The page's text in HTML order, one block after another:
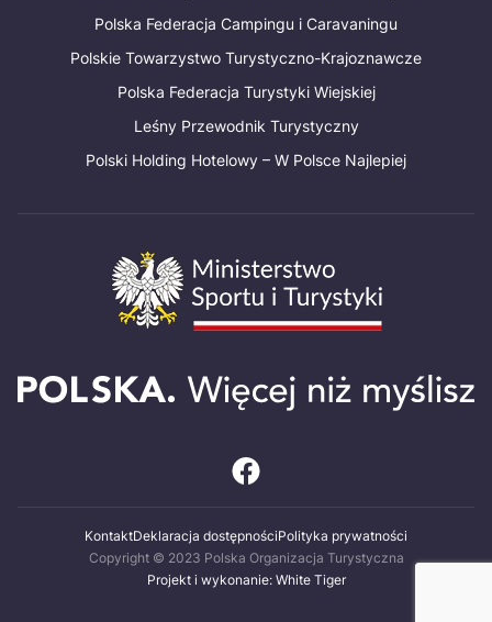
Polska Federacja Campingu i Caravaningu
Polskie Towarzystwo Turystyczno-Krajoznawcze
Polska Federacja Turystyki Wiejskiej
Leśny Przewodnik Turystyczny
Polski Holding Hotelowy – W Polsce Najlepiej
KontaktDeklaracja dostępnościPolityka prywatności
Copyright © 2023 Polska Organizacja Turystyczna
Projekt i wykonanie: White Tiger